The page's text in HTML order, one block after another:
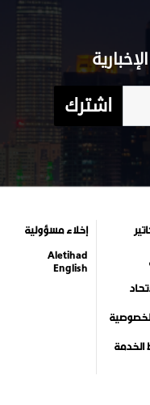
اشترك
الخدمة
إخلاء مسؤولية
Aletihad
English